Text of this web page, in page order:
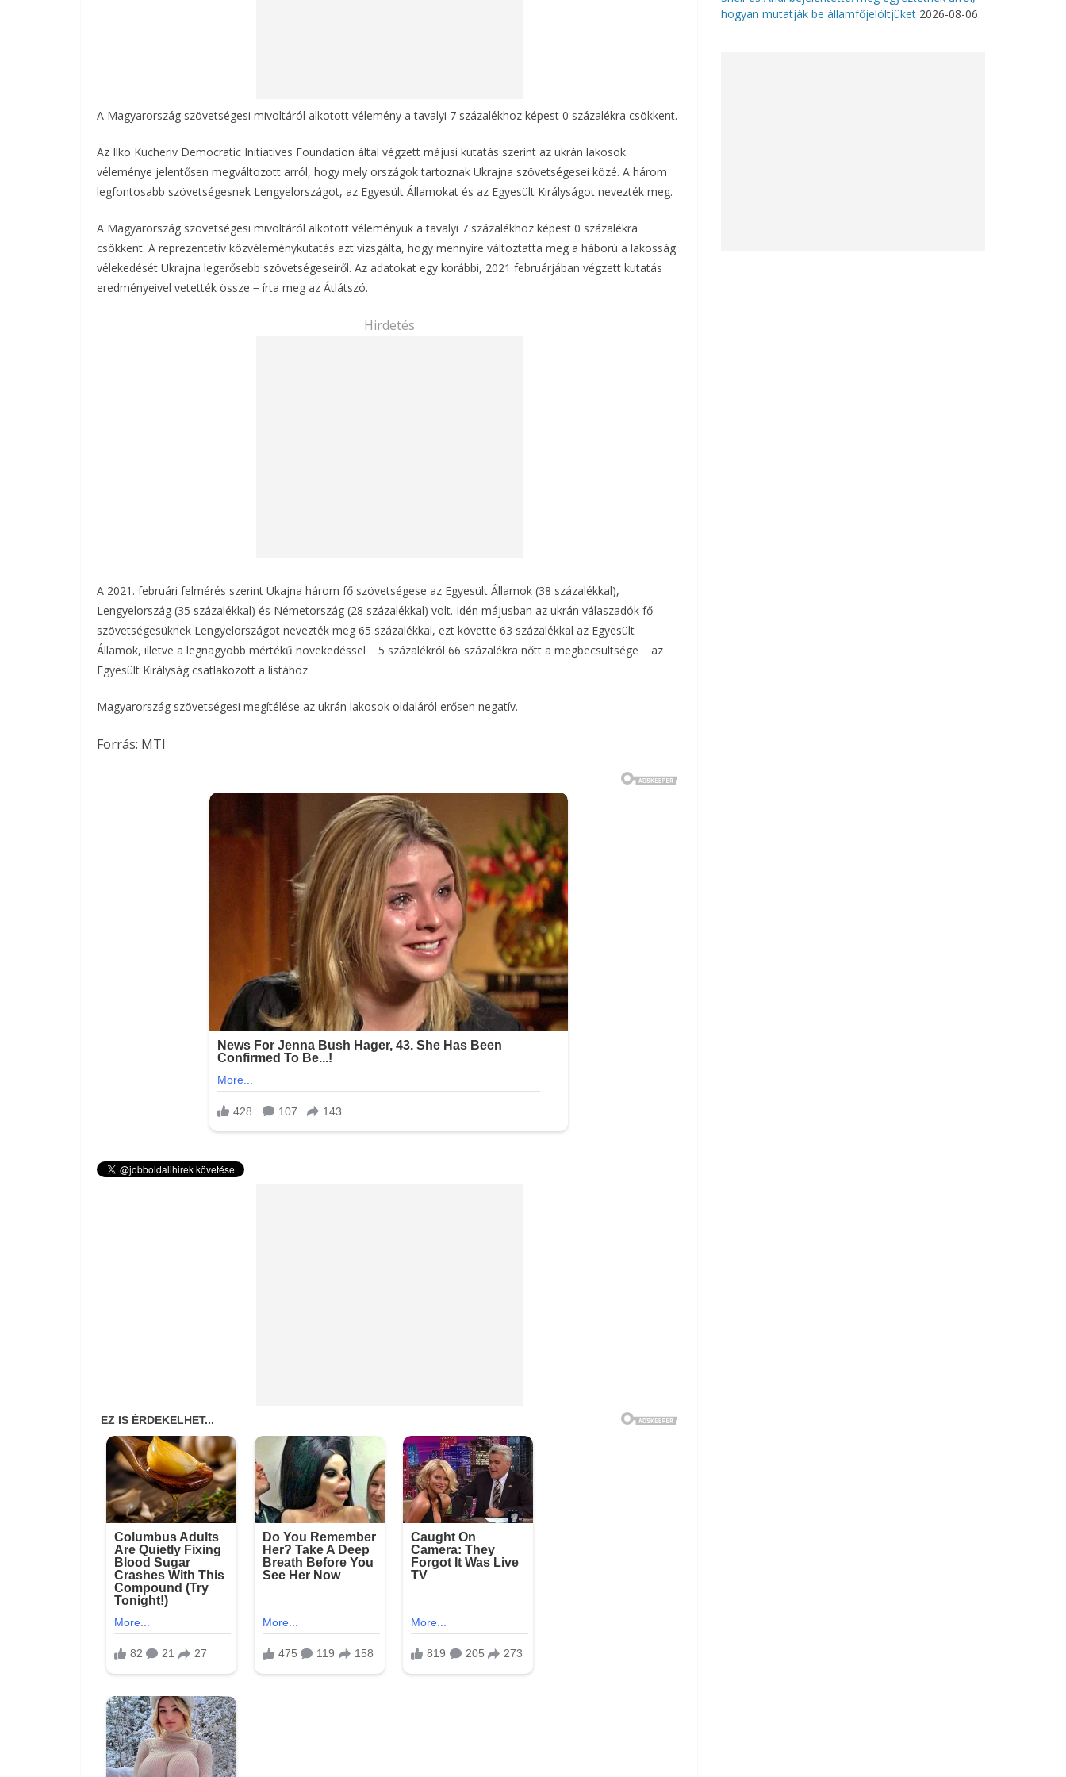
A Magyarország szövetségesi mivoltáról alkotott vélemény a tavalyi 7 százalékhoz képest 0 százalékra csökkent.
Az Ilko Kucheriv Democratic Initiatives Foundation által végzett májusi kutatás szerint az ukrán lakosok
véleménye jelentősen megváltozott arról, hogy mely országok tartoznak Ukrajna szövetségesei közé. A három
legfontosabb szövetségesnek Lengyelországot, az Egyesült Államokat és az Egyesült Királyságot nevezték meg.
A Magyarország szövetségesi mivoltáról alkotott véleményük a tavalyi 7 százalékhoz képest 0 százalékra
csökkent. A reprezentatív közvéleménykutatás azt vizsgálta, hogy mennyire változtatta meg a háború a lakosság
vélekedését Ukrajna legerősebb szövetségeseiről. Az adatokat egy korábbi, 2021 februárjában végzett kutatás
eredményeivel vetették össze − írta meg az Átlátszó.
Hirdetés
A 2021. februári felmérés szerint Ukajna három fő szövetségese az Egyesült Államok (38 százalékkal),
Lengyelország (35 százalékkal) és Németország (28 százalékkal) volt. Idén májusban az ukrán válaszadók fő
szövetségesüknek Lengyelországot nevezték meg 65 százalékkal, ezt követte 63 százalékkal az Egyesült
Államok, illetve a legnagyobb mértékű növekedéssel − 5 százalékról 66 százalékra nőtt a megbecsültsége − az
Egyesült Királyság csatlakozott a listához.
Magyarország szövetségesi megítélése az ukrán lakosok oldaláról erősen negatív.
Forrás: MTI
hogyan mutatják be államfőjelöltjüket 2026-08-06